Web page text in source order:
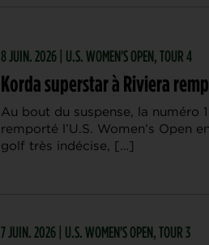
8 JUIN. 2026 | U.S. WOMEN'S OPEN, TOUR 4
Korda superstar à Riviera
Au bout du suspense, la numéro
remporté l’U.S. Women’s Open
golf très indécise, […]
7 JUIN. 2026 | U.S. WOMEN'S OPEN, TOUR 3